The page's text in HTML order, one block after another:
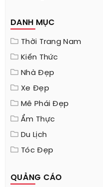
DANH MỤC
Thời Trang Nam
Kiến Thức
Nhà Đẹp
Xe Đẹp
Mê Phái Đẹp
Ẩm Thực
Du Lịch
Tóc Đẹp
QUẢNG CÁO